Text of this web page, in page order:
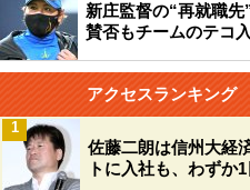
新庄監督の“再就職
賛否もチームのテコ
アクセスランキング
佐藤二朗は信州大経
トに入社も、わずか
1